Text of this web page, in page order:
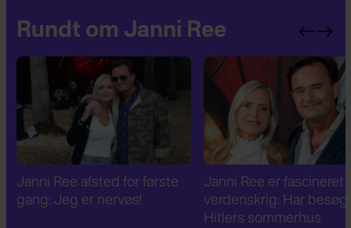
Rundt om Janni Ree
Janni Ree afsted for første
gang: Jeg er nervøs!
Janni Ree er fascineret
verdenskrig: Har
Hitlers sommerhus